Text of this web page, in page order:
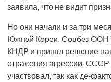
заявила, что не видит
Но они начали и за три
Южной Кореи. Совбез ООН
КНДР и принял решение
отражения агрессии. СССР
участвовал, так как де-